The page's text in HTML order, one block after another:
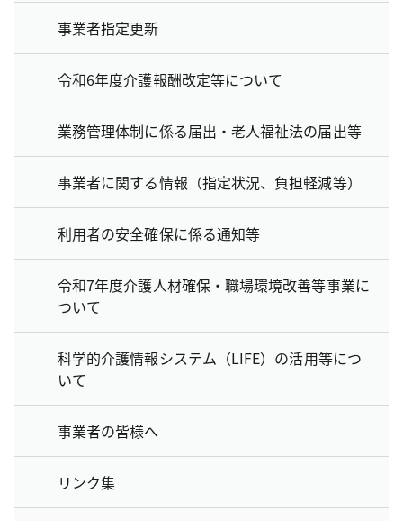
事業者指定更新
令和6年度介護報酬改定等について
業務管理体制に係る届出・老人福祉法の届出等
事業者に関する情報（指定状況、負担軽減等）
利用者の安全確保に係る通知等
令和7年度介護人材確保・職場環境改善等事業に
ついて
科学的介護情報システム（LIFE）の活用等につ
いて
事業者の皆様へ
リンク集